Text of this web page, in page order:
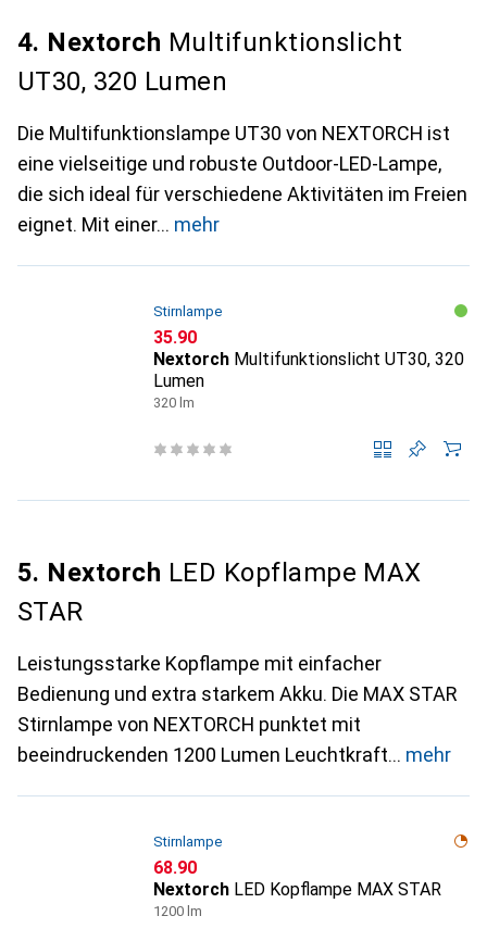
4. Nextorch Multifunktionslicht
UT30, 320 Lumen
Die Multifunktionslampe UT30 von NEXTORCH ist
eine vielseitige und robuste Outdoor-LED-Lampe,
die sich ideal für verschiedene Aktivitäten im Freien
eignet. Mit einer
mehr
Stirnlampe
CHF
35.90
Nextorch Multifunktionslicht UT30, 320
Lumen
320 lm
5. Nextorch LED Kopflampe MAX
STAR
Leistungsstarke Kopflampe mit einfacher
Bedienung und extra starkem Akku. Die MAX STAR
Stirnlampe von NEXTORCH punktet mit
beeindruckenden 1200 Lumen Leuchtkraft
mehr
Stirnlampe
CHF
68.90
Nextorch LED Kopflampe MAX STAR
1200 lm